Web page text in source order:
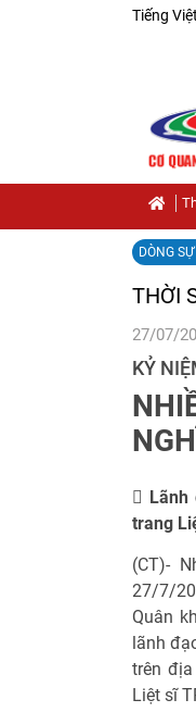
Tiếng Việt
DÒNG
THỜI
27/07/
KỶ
 Lãnh
trang
(CT)-
27/7/
Quân
lãnh
trên
Liệt sĩ